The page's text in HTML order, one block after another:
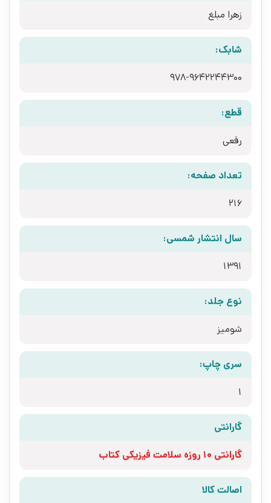
زهرا مبلغ
شابک:
‫‭978-9642244300‬‬
قطع:
رقعی
تعداد صفحه:
216
سال انتشار شمسی:
1391
نوع جلد:
شومیز
سری چاپ:
1
گارانتی
گارانتی 10 روزه سلامت فیزیکی کتاب
اصالت کالا